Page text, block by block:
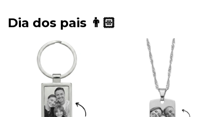
Dia dos pais 👨🏻